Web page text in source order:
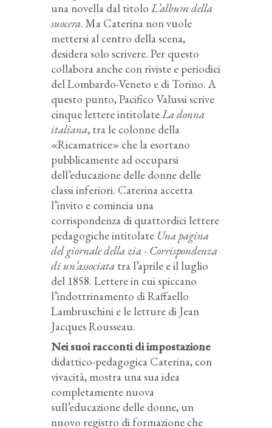
una novella dal titolo L’album della
suocera. Ma Caterina non vuole
mettersi al centro della scena,
desidera solo scrivere. Per questo
collabora anche con riviste e periodici
del Lombardo-Veneto e di Torino. A
questo punto, Pacifico Valussi scrive
cinque lettere intitolateLa donna
italiana, tra le colonne della
«Ricamatrice» che la esortano
pubblicamente ad occuparsi
dell’educazione delle donne delle
classi inferiori. Caterina accetta
l’invito e comincia una
corrispondenza di quattordici lettere
pedagogiche intitolate Una pagina
del giornale della zia - Corrispondenza
di un’associata tra l’aprile e il luglio
del 1858. Lettere in cui spiccano
l’indottrinamento di Raffaello
Lambruschini e le letture di Jean
Jacques Rousseau.
Nei suoi racconti di impostazione
didattico-pedagogica Caterina, con
vivacità, mostra una sua idea
completamente nuova
sull’educazione delle donne, un
nuovo registro di formazione che